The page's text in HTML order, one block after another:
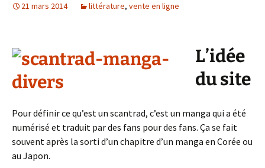
21 mars 2014 littérature, vente en ligne
L’idée
du site
Pour définir ce qu’est un scantrad, c’est un manga qui a été
numérisé et traduit par des fans pour des fans. Ça se fait
souvent après la sorti d’un chapitre d’un manga en Corée ou
au Japon.